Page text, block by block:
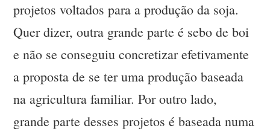
projetos voltados para a produção da soja.
Quer dizer, outra grande parte é sebo de boi
e não se conseguiu concretizar efetivamente
a proposta de se ter uma produção baseada
na agricultura familiar. Por outro lado,
grande parte desses projetos é baseada numa